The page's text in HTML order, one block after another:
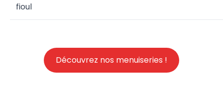
fioul
Découvrez nos menuiseries !